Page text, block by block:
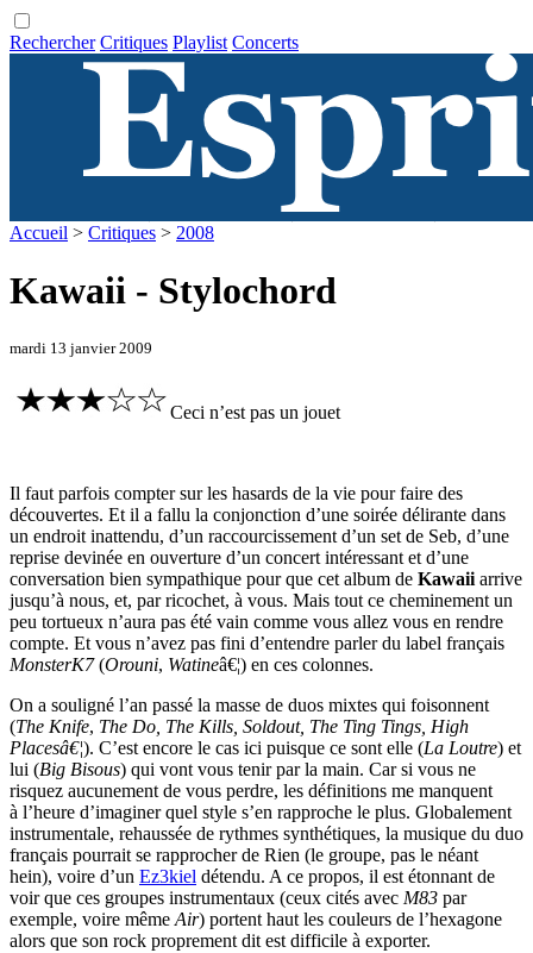
Rechercher Critiques Playlist Concerts
Accueil > Critiques > 2008
Kawaii - Stylochord
mardi 13 janvier 2009
Ceci n’est pas un jouet
Il faut parfois compter sur les hasards de la vie pour faire des
découvertes. Et il a fallu la conjonction d’une soirée délirante dans
un endroit inattendu, d’un raccourcissement d’un set de Seb, d’une
reprise devinée en ouverture d’un concert intéressant et d’une
conversation bien sympathique pour que cet album de Kawaii arrive
jusqu’à nous, et, par ricochet, à vous. Mais tout ce cheminement un
peu tortueux n’aura pas été vain comme vous allez vous en rendre
compte. Et vous n’avez pas fini d’entendre parler du label français
MonsterK7(Orouni, Watineâ€¦) en ces colonnes.
On a souligné l’an passé la masse de duos mixtes qui foisonnent
(The Knife, The Do, The Kills, Soldout, The Ting Tings, High
Placesâ€¦). C’est encore le cas ici puisque ce sont elle (La Loutre) et
lui (Big Bisous) qui vont vous tenir par la main. Car si vous ne
risquez aucunement de vous perdre, les définitions me manquent
à l’heure d’imaginer quel style s’en rapproche le plus. Globalement
instrumentale, rehaussée de rythmes synthétiques, la musique du duo
français pourrait se rapprocher de Rien (le groupe, pas le néant
hein), voire d’un Ez3kiel détendu. A ce propos, il est étonnant de
voir que ces groupes instrumentaux (ceux cités avec M83 par
exemple, voire même Air) portent haut les couleurs de l’hexagone
alors que son rock proprement dit est difficile à exporter.